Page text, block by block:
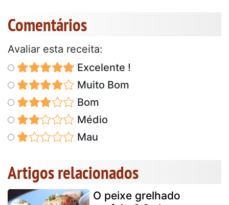
Comentários
Avaliar esta receita:
Excelente !
Muito Bom
Bom
Médio
Mau
Artigos relacionados
O peixe grelhado